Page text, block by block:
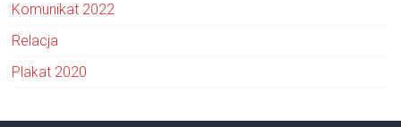
Komunikat 2022
Relacja
Plakat 2020